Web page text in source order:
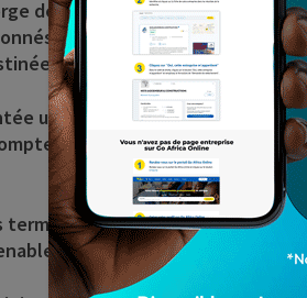
de maisons d’habitation mal
inachevés, délabrés et
une cimenterie dont les
non tenu du trafic élevé de
du décret n° 2021-588 du
de cet espace.